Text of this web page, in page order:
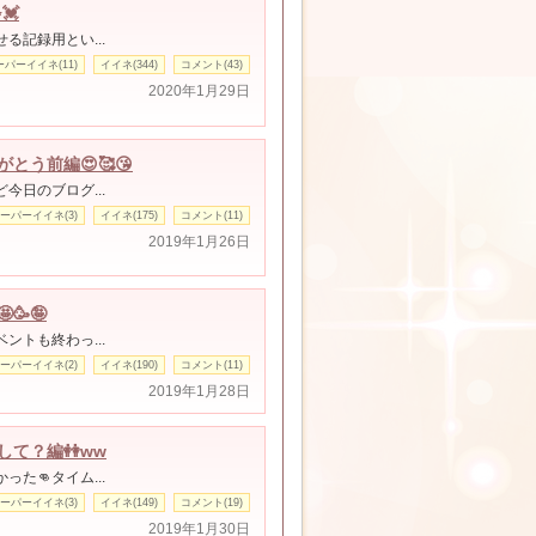
記録用とい...
パーイイネ(11) イイネ(344) コメント(43)
2020年1月29日
とう前編😍🥰😘
日のブログ...
パーイイネ(3) イイネ(175) コメント(11)
2019年1月26日
ントも終わっ...
パーイイネ(2) イイネ(190) コメント(11)
2019年1月28日
て？編👭ww
った👊タイム...
パーイイネ(3) イイネ(149) コメント(19)
2019年1月30日